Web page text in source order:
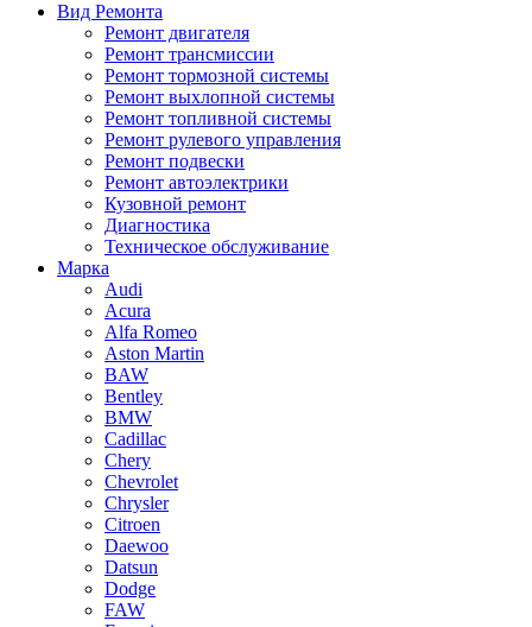
Вид Ремонта
Ремонт двигателя
Ремонт трансмиссии
Ремонт тормозной системы
Ремонт выхлопной системы
Ремонт топливной системы
Ремонт рулевого управления
Ремонт подвески
Ремонт автоэлектрики
Кузовной ремонт
Диагностика
Техническое обслуживание
Марка
Audi
Acura
Alfa Romeo
Aston Martin
BAW
Bentley
BMW
Cadillac
Chery
Chevrolet
Chrysler
Citroen
Daewoo
Datsun
Dodge
FAW